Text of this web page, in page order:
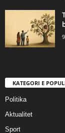
KATEGORI E
Politika
Aktualitet
Sport